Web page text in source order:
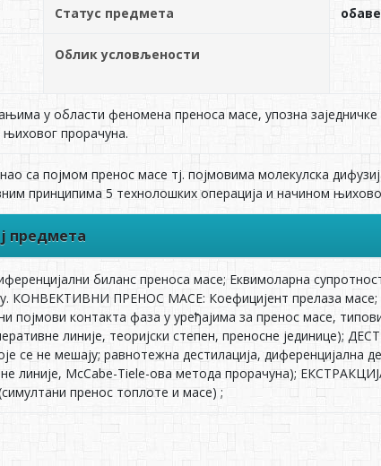
Статус предмета
Облик условљености
у области феномена преноса масе, упозна заједничке
њиховог прорачуна.
са појмом пренос масе тј. појмовима молекулска
принципима 5 технолошких операција и начином
предмета
биланс преноса масе; Еквимоларна
КОНВЕКТИВНИ ПРЕНОС МАСЕ: Коефицијент прелаза масе;
контакта фаза у уређајима за пренос масе, типови
линије, теоријски степен, преносне јединице);
се не мешају; равнотежна дестилација, диференцијална
линије, McCabe-Tiele-ова метода прорачуна);
пренос топлоте и масе) ;